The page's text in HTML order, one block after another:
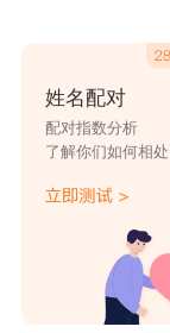
姓名配对
配对指数分析
了解你们如何相处